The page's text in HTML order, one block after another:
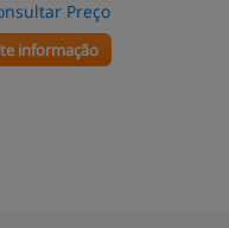
Preço
informação